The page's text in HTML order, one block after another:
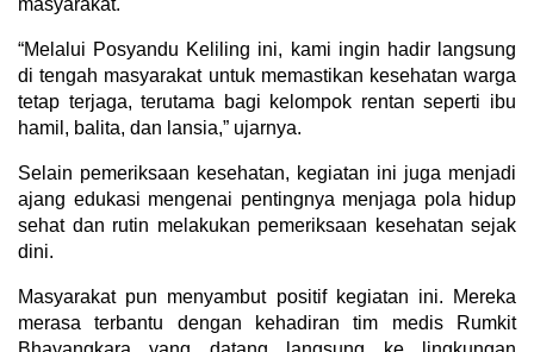
“Melalui Posyandu Keliling ini, kami ingin hadir langsung
di tengah masyarakat untuk memastikan kesehatan warga
tetap terjaga, terutama bagi kelompok rentan seperti ibu
hamil, balita, dan lansia,” ujarnya.
Selain pemeriksaan kesehatan, kegiatan ini juga menjadi
ajang edukasi mengenai pentingnya menjaga pola hidup
sehat dan rutin melakukan pemeriksaan kesehatan sejak
dini.
Masyarakat pun menyambut positif kegiatan ini. Mereka
merasa terbantu dengan kehadiran tim medis Rumkit